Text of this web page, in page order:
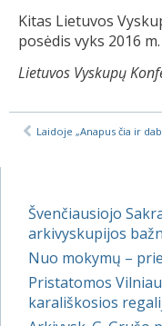
Kitas Lietuvos
posėdis vyks 2016
Lietuvos Vyskupų
Švenčiausiojo
arkivyskupijos
Nuo mokymų –
Pristatomos
karališkosios